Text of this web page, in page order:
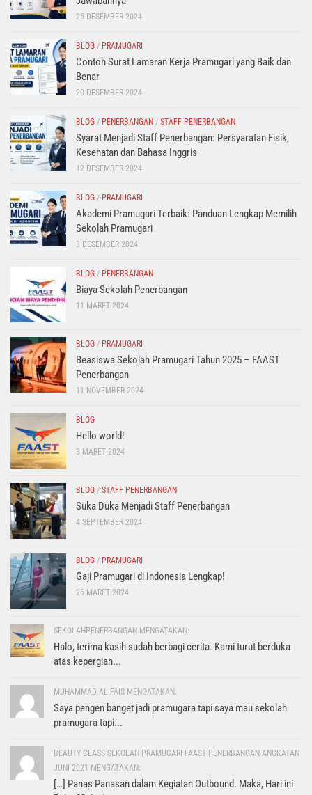
25 DESEMBER 2024
BLOG / PRAMUGARI
Contoh Surat Lamaran Kerja Pramugari yang Baik dan
Benar
20 DESEMBER 2024
BLOG / PENERBANGAN / STAFF PENERBANGAN
Syarat Menjadi Staff Penerbangan: Persyaratan Fisik,
Kesehatan dan Bahasa Inggris
12 DESEMBER 2024
BLOG / PRAMUGARI
Akademi Pramugari Terbaik: Panduan Lengkap Memilih
Sekolah Pramugari
3 DESEMBER 2024
BLOG / PENERBANGAN
Biaya Sekolah Penerbangan
11 MARET 2024
BLOG / PRAMUGARI
Beasiswa Sekolah Pramugari Tahun 2025 – FAAST
Penerbangan
11 NOVEMBER 2024
BLOG
Hello world!
3 MARET 2024
BLOG / STAFF PENERBANGAN
Suka Duka Menjadi Staff Penerbangan
4 SEPTEMBER 2024
BLOG / PRAMUGARI
Gaji Pramugari di Indonesia Lengkap!
26 MARET 2024
SEKOLAHPENERBANGAN MENGATAKAN:
Halo, terima kasih sudah berbagi cerita. Kami turut berduka
atas kepergian...
MUHAMMAD AL FAIS MENGATAKAN:
Saya pengen banget jadi pramugara tapi saya mau sekolah
pramugara tapi...
BEAUTY CLASS SEKOLAH PRAMUGARI FAAST PENERBANGAN ANGKATAN
JUNI 2021 MENGATAKAN:
[…] Panas Panasan dalam Kegiatan Outbound. Maka, Hari ini